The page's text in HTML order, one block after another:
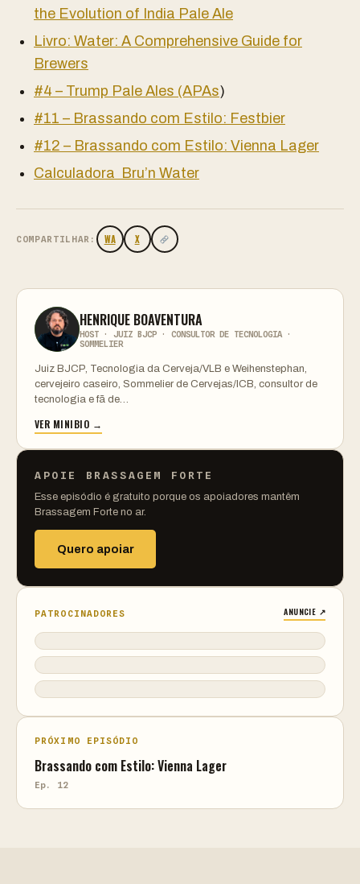
the Evolution of India Pale Ale
Livro: Water: A Comprehensive Guide for
Brewers
#4 – Trump Pale Ales (APAs)
#11 – Brassando com Estilo: Festbier
#12 – Brassando com Estilo: Vienna Lager
Calculadora Bru’n Water
COMPARTILHAR: WA X
HENRIQUE BOAVENTURA
HOST · JUIZ BJCP · CONSULTOR DE TECNOLOGIA ·
SOMMELIER
Juiz BJCP, Tecnologia da Cerveja/VLB e Weihenstephan,
cervejeiro caseiro, Sommelier de Cervejas/ICB, consultor de
tecnologia e fã de…
VER MINIBIO →
APOIE BRASSAGEM FORTE
Esse episódio é gratuito porque os apoiadores mantêm
Brassagem Forte no ar.
Quero apoiar
PATROCINADORES ANUNCIE ↗
PRÓXIMO EPISÓDIO
Brassando com Estilo: Vienna Lager
Ep. 12